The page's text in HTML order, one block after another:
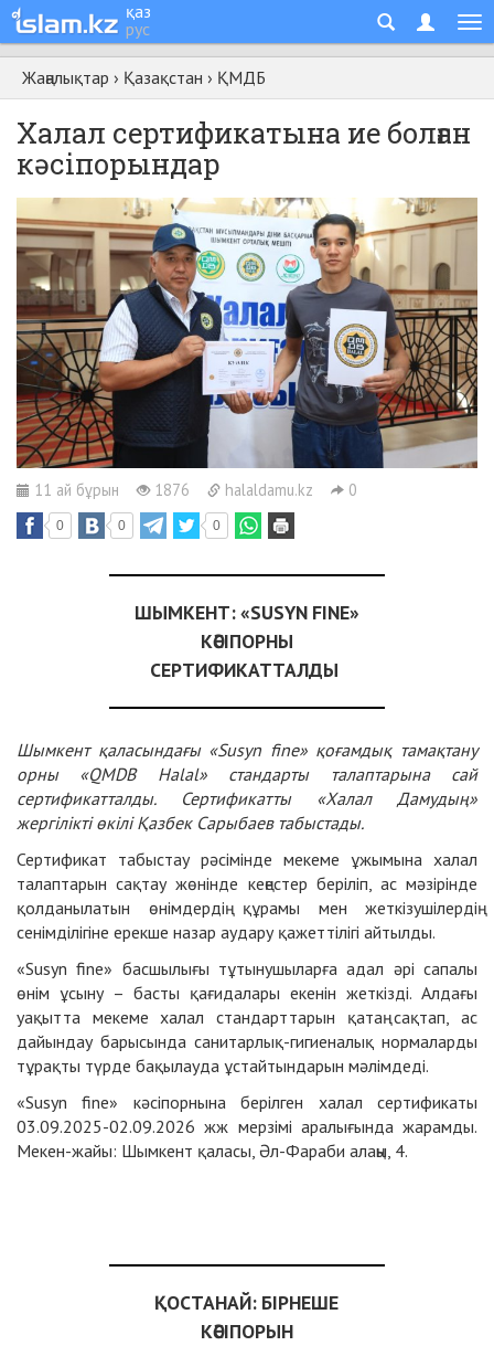
қаз
рус
Жаңалықтар › Қазақстан › ҚМДБ
Халал сертификатына ие болған
кәсіпорындар
11 ай бұрын 1876 halaldamu.kz 0
0 0 0
ШЫМКЕНТ: «SUSYN FINE»
КӘСІПОРНЫ
СЕРТИФИКАТТАЛДЫ
Шымкент қаласындағы «Susyn fine» қоғамдық тамақтану
орны «QMDB Halal» стандарты талаптарына сай
сертификатталды. Сертификатты «Халал Дамудың»
жергілікті өкілі Қазбек Сарыбаев табыстады.
Сертификат табыстау рәсімінде мекеме ұжымына халал
талаптарын сақтау жөнінде кеңестер беріліп, ас мәзірінде
қолданылатын өнімдердің құрамы мен жеткізушілердің
сенімділігіне ерекше назар аудару қажеттілігі айтылды.
«Susyn fine» басшылығы тұтынушыларға адал әрі сапалы
өнім ұсыну – басты қағидалары екенін жеткізді. Алдағы
уақытта мекеме халал стандарттарын қатаң сақтап, ас
дайындау барысында санитарлық-гигиеналық нормаларды
тұрақты түрде бақылауда ұстайтындарын мәлімдеді.
«Susyn fine» кәсіпорнына берілген халал сертификаты
03.09.2025-02.09.2026 жж мерзімі аралығында жарамды.
Мекен-жайы: Шымкент қаласы, Әл-Фараби алаңы, 4.
ҚОСТАНАЙ: БІРНЕШЕ
КӘСІПОРЫН